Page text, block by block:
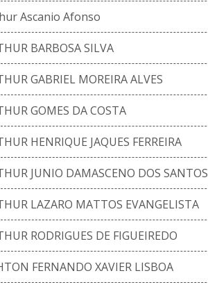
Ascanio Afonso
BARBOSA SILVA
GABRIEL MOREIRA ALVES
GOMES DA COSTA
HENRIQUE JAQUES FERREIRA
JUNIO DAMASCENO DOS SANTOS
LAZARO MATTOS EVANGELISTA
RODRIGUES DE FIGUEIREDO
FERNANDO XAVIER LISBOA